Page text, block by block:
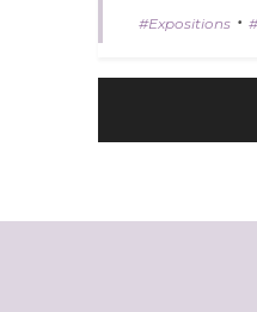
Expositions •